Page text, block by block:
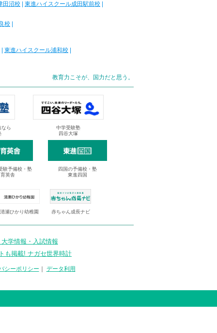
田沼校 東進ハイスクール成田駅前校
校
東進ハイスクール浦和校
教育力こそが、国力だと思う。
なら
中学受験塾
四谷大塚
験予備校・塾
英舎
四国の予備校・塾
東進四国
清瀬ひかり幼稚園 赤ちゃん成長ナビ
学情報・入試情報
も掲載! ナガセ世界時計
シーポリシー データ利用